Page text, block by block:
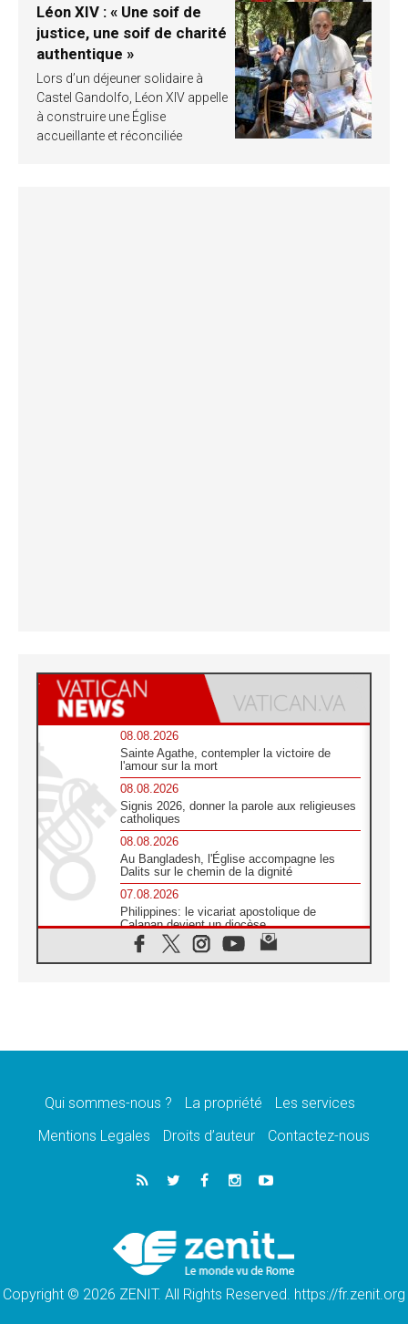
Léon XIV : « Une soif de
justice, une soif de charité
authentique »
Lors d’un déjeuner solidaire à
Castel Gandolfo, Léon XIV appelle
à construire une Église
accueillante et réconciliée
08.08.2026
Sainte Agathe, contempler la victoire de
l'amour sur la mort
08.08.2026
Signis 2026, donner la parole aux religieuses
catholiques
08.08.2026
Au Bangladesh, l'Église accompagne les
Dalits sur le chemin de la dignité
07.08.2026
Philippines: le vicariat apostolique de
Calapan devient un diocèse
07.08.2026
Congo-Brazzaville : le 15 août, entre
une signature»
Le programme du voyage apostolique du
07.08.2026
1ère Conférence continentale sur l'éducation
Un logo symbolique pour la venue du Pape
en France
Qui sommes-nous ? La propriété
Les services
Mentions Legales
Droits d’auteur Contactez-nous
Copyright © 2026 ZENIT. All Rights Reserved. https://fr.zenit.org